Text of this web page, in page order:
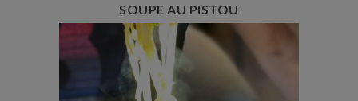
SOUPE AU PISTOU